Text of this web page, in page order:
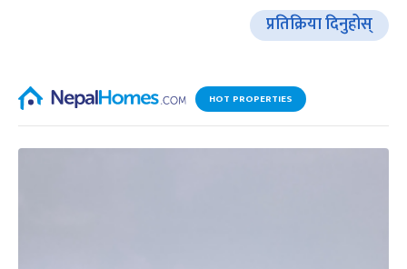
प्रतिक्रिया दिनुहोस्
HOT PROPERTIES